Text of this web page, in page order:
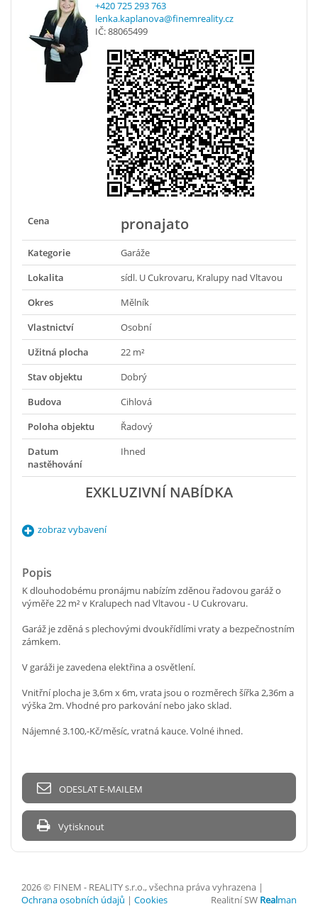
+420 725 293 763
lenka.kaplanova@finemreality.cz
IČ: 88065499
Cena pronajato
Kategorie
Garáže
Lokalita
sídl. U Cukrovaru, Kralupy nad Vltavou
Okres
Mělník
Vlastnictví
Osobní
Užitná plocha
22 m²
Stav objektu
Dobrý
Budova
Cihlová
Poloha objektu
Řadový
Datum
nastěhování
Ihned
EXKLUZIVNÍ NABÍDKA
zobraz vybavení
Popis
K dlouhodobému pronájmu nabízím zděnou řadovou garáž o
výměře 22 m² v Kralupech nad Vltavou - U Cukrovaru.
Garáž je zděná s plechovými dvoukřídlími vraty a bezpečnostním
zámkem.
V garáži je zavedena elektřina a osvětlení.
Vnitřní plocha je 3,6m x 6m, vrata jsou o rozměrech šířka 2,36m a
výška 2m. Vhodné pro parkování nebo jako sklad.
Nájemné 3.100,-Kč/měsíc, vratná kauce. Volné ihned.
ODESLAT E-MAILEM
Vytisknout
2026 © FINEM - REALITY s.r.o., všechna práva vyhrazena |
Ochrana osobních údajů | Cookies Realitní SW Realman